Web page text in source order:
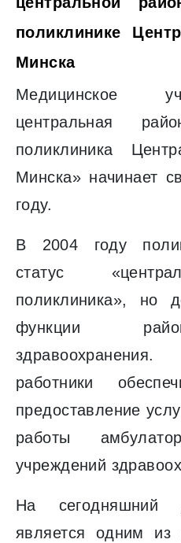
поликлинике
Минска
Медицинское
центральная
поликлиника
Минска» начинает
году.
В 2004 году
статус
поликлиника», но
функции
работники
предоставление
работы
учреждений
На сегодняшний
является одним